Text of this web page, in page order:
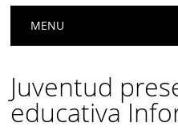
Menú principal
MENU
Juventud
educativa